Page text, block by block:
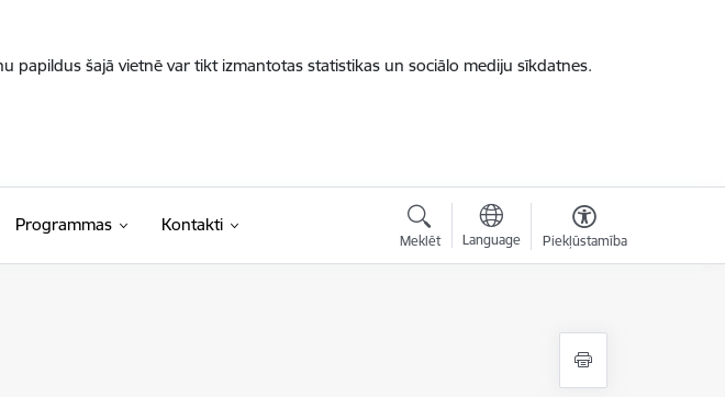
papildus šajā vietnē var tikt izmantotas statistikas un sociālo mediju sīkdatnes.
Programmas Kontakti
Meklēt Language Piekļūstamība